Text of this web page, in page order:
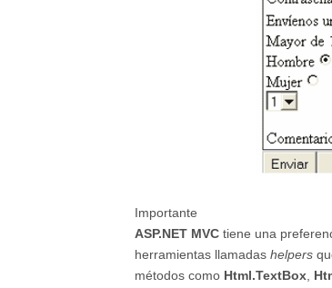
Importante
ASP.NET MVC tiene una
herramientas llamadas helpers
métodos como Html.TextBox,